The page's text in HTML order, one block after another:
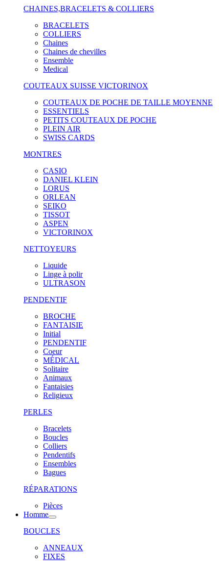
CHAINES,BRACELETS & COLLIERS
BRACELETS
COLLIERS
Chaines
Chaines de chevilles
Ensemble
Medical
COUTEAUX SUISSE VICTORINOX
COUTEAUX DE POCHE DE TAILLE MOYENNE
ESSENTIELS
PETITS COUTEAUX DE POCHE
PLEIN AIR
SWISS CARDS
MONTRES
CASIO
DANIEL KLEIN
LORUS
ORLEAN
SEIKO
TISSOT
ASPEN
VICTORINOX
NETTOYEURS
Liquide
Linge à polir
ULTRASON
PENDENTIF
BROCHE
FANTAISIE
Initial
PENDENTIF
Coeur
MÉDICAL
Solitaire
Animaux
Fantaisies
Religieux
PERLES
Bracelets
Boucles
Colliers
Pendentifs
Ensembles
Bagues
RÉPARATIONS
Pièces
Homme
BOUCLES
ANNEAUX
FIXES